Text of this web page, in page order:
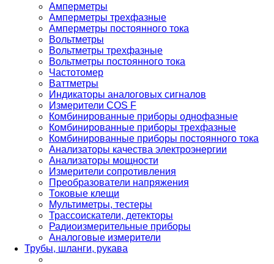
Амперметры
Амперметры трехфазные
Амперметры постоянного тока
Вольтметры
Вольтметры трехфазные
Вольтметры постоянного тока
Частотомер
Ваттметры
Индикаторы аналоговых сигналов
Измерители COS F
Комбинированные приборы однофазные
Комбинированные приборы трехфазные
Комбинированные приборы постоянного тока
Анализаторы качества электроэнергии
Анализаторы мощности
Измерители сопротивления
Преобразователи напряжения
Токовые клещи
Мультиметры, тестеры
Трассоискатели, детекторы
Радиоизмерительные приборы
Аналоговые измерители
Трубы, шланги, рукава